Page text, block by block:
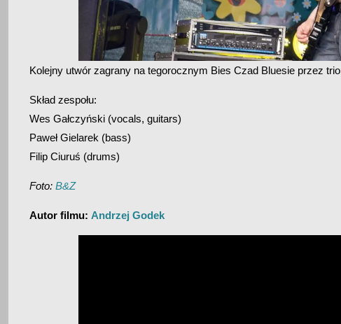
Kolejny utwór zagrany na tegorocznym Bies Czad Bluesie przez trio
Skład zespołu:
Wes Gałczyński (vocals, guitars)
Paweł Gielarek (bass)
Filip Ciuruś (drums)
Foto: B&Z
Autor filmu: Andrzej Godek